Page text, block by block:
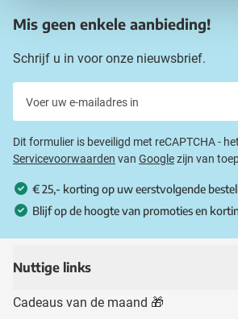
Mis geen enkele aanbieding!
Schrijf u in voor onze nieuwsbrief.
Dit formulier is beveiligd met reCAPTCHA - het
Servicevoorwaarden van Googlezijn van
€ 25,- korting op uw eerstvolgende
Blijf op de hoogte van promoties en
Nuttige links
Cadeaus van de maand 🎁